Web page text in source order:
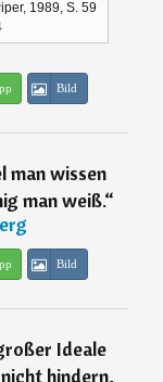
1989, S. 59
Bild
man wissen
man weiß.“
Bild
Ideale
hindern,